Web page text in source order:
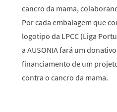
cancro da mama,
Por cada embalagem que
logotipo da LPCC (Liga
a AUSONIA fará um
financiamento de um
contra o cancro da mama.